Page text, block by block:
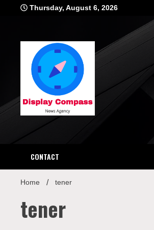
Thursday, August 6, 2026
CONTACT
Home tener
tener